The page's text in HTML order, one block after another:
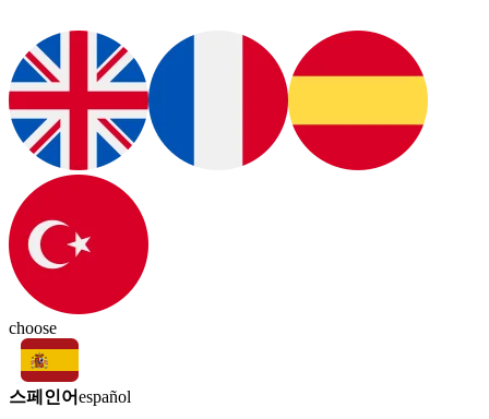
choose
스페인어español